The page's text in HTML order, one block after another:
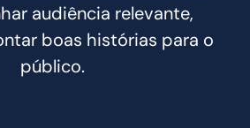
audiência relevante,
boas histórias para o
público.